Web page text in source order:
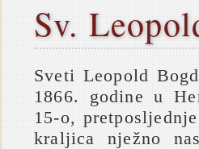
Sv.
Sveti Leopold
1866. godine u
15-o,
kraljica nježno